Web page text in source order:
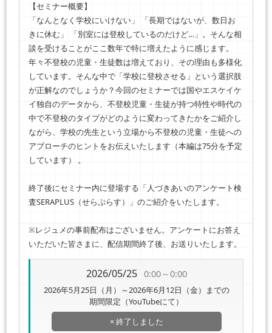
【セミナー概要】
「なんとなく学校にいけない」 「長期ではないが、数日お
きに休む」 「別室には登校しているのだけど…」。そんな相
談を受けることがここ数年で特に増えたように感じます。
年々不登校の児童・生徒数は増えており、その理由も多様化
しています。そんな中で「学校に登校させる」という選択肢
が正解なのでしょうか？今回のセミナーでは国やエスケイケ
イ独自のデータから、不登校児童・生徒が持つ特性や時代の
中で不登校のタイプがどのように変わってきたかをご紹介し
ながら、学校の先生という立場から不登校の児童・生徒への
アプローチのヒントをお伝えいたします（本編は75分を予定
しています） 。
終了後にセミナー内に登場する「人づきあいのアンケート検
査SERAPLUS（せらぷらす）」のご紹介をいたします。
※レジュメの事前配布はございません。アンケートにお答え
いただいた皆さまに、配信期間終了後、お送りいたします。
2026/05/25 0:00～0:00
2026年5月25日（月）～2026年6月12日（金）までの
期間限定（YouTubeにて）
× 終了しました